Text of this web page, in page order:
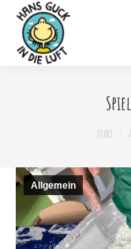
Sie
Start
Allgemein